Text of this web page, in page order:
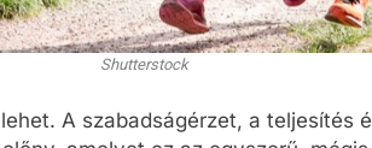
Shutterstock
A szabadságérzet, a teljesítés